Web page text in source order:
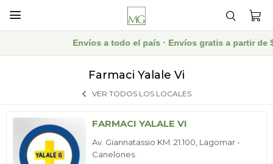

Envíos a todo el país · Envíos gratis a partir de
Farmaci Yalale Vi
VER TODOS LOS LOCALES
FARMACI YALALE VI
Av. Giannatassio KM. 21.100, Lagomar -
Canelones.